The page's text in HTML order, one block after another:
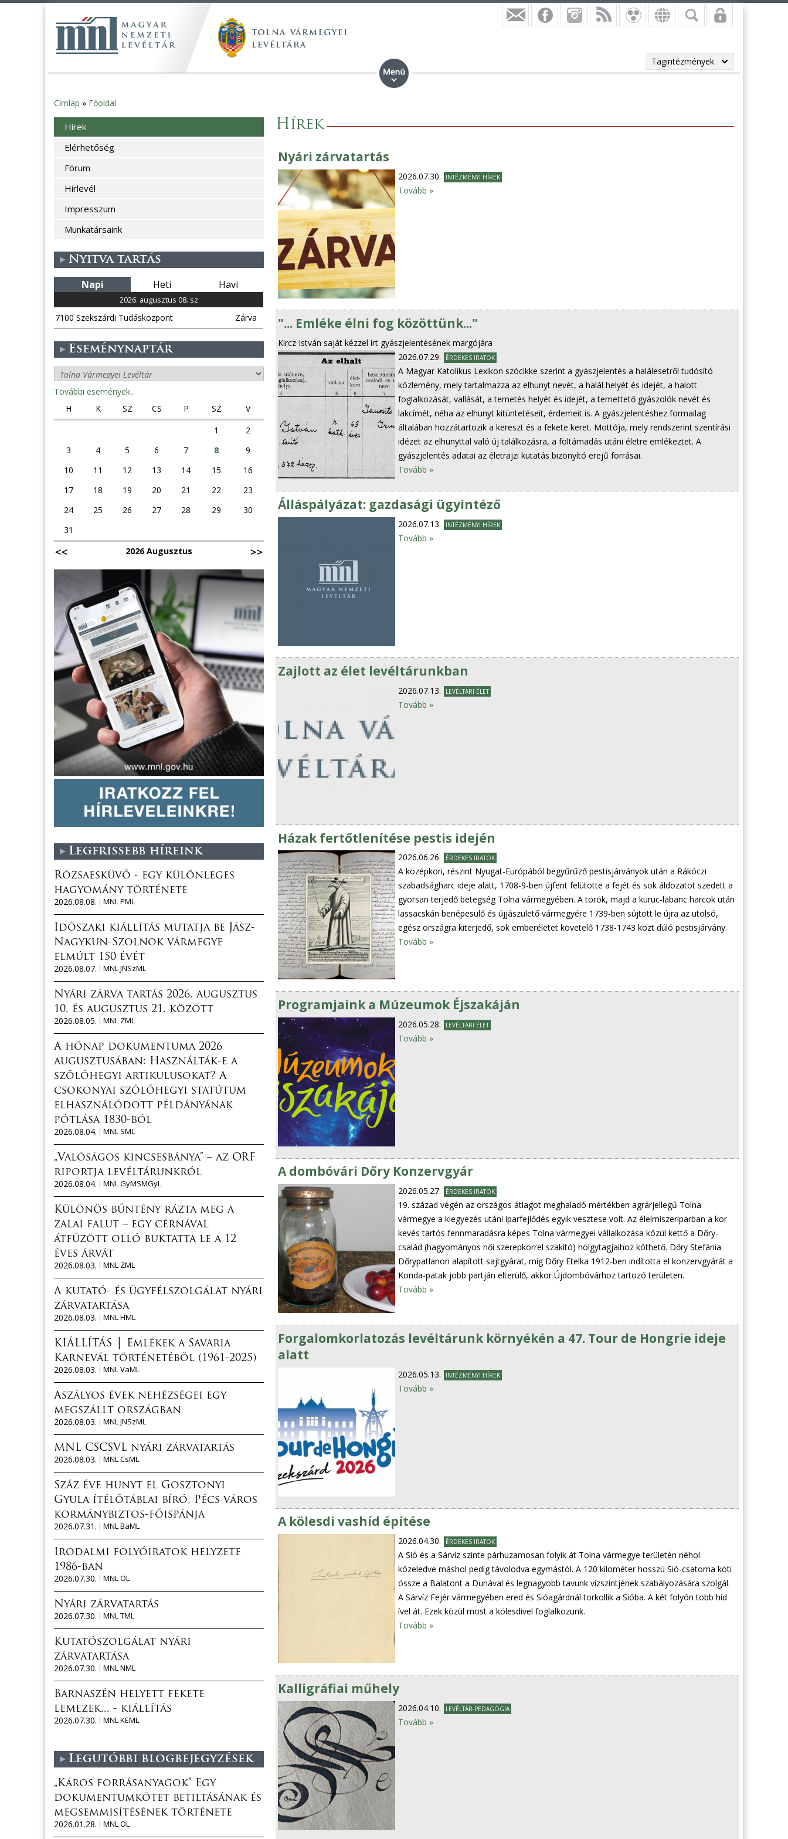
Tagintézmények
Jelenlegi
hely
Címlap » Főoldal
Hírek
Nyári zárvatartás
2026.07.30. INTÉZMÉNYI HÍREK
Tovább »
"... Emléke élni fog közöttünk..."
Kircz István saját kézzel írt gyászjelentésének margójára
2026.07.29.
ÉRDEKES IRATOK
A Magyar Katolikus Lexikon szócikke szerint a gyászjelentés a halálesetről tudósító
közlemény, mely tartalmazza az elhunyt nevét, a halál helyét és idejét, a halott
foglalkozását, vallását, a temetés helyét és idejét, a temettető gyászolók nevét és
lakcímét, néha az elhunyt kitüntetéseit, érdemeit is. A gyászjelentéshez formailag
általában hozzátartozik a kereszt és a fekete keret. Mottója, mely rendszerint szentírási
idézet az elhunyttal való új találkozásra, a föltámadás utáni életre emlékeztet. A
gyászjelentés adatai az életrajzi kutatás bizonyító erejű forrásai.
Tovább »
Álláspályázat: gazdasági ügyintéző
2026.07.13. INTÉZMÉNYI HÍREK
Tovább »
Zajlott az élet levéltárunkban
2026.07.13. LEVÉLTÁRI ÉLET
Tovább »
Házak fertőtlenítése pestis idején
2026.06.26. ÉRDEKES IRATOK
A középkori, részint Nyugat-Európából begyűrűző pestisjárványok után a Rákóczi
szabadságharc ideje alatt, 1708-9-ben újfent felütötte a fejét és sok áldozatot szedett a
gyorsan terjedő betegség Tolna vármegyében. A török, majd a kuruc-labanc harcok után
lassacskán benépesülő és újjászülető vármegyére 1739-ben sújtott le újra az utolsó,
egész országra kiterjedő, sok emberéletet követelő 1738-1743 közt dúló pestisjárvány.
Tovább »
Programjaink a Múzeumok Éjszakáján
2026.05.28. LEVÉLTÁRI ÉLET
Tovább »
A dombóvári Dőry Konzervgyár
2026.05.27. ÉRDEKES IRATOK
19. század végén az országos átlagot meghaladó mértékben agrárjellegű Tolna
vármegye a kiegyezés utáni iparfejlődés egyik vesztese volt. Az élelmiszeriparban a kor
kevés tartós fennmaradásra képes Tolna vármegyei vállalkozása közül kettő a Dőry-
család (hagyományos női szerepkörrel szakító) hölgytagjaihoz köthető. Dőry Stefánia
Dőrypatlanon alapított sajtgyárat, míg Dőry Etelka 1912-ben indította el konzervgyárát a
Konda-patak jobb partján elterülő, akkor Újdombóvárhoz tartozó területen.
Tovább »
Forgalomkorlatozás levéltárunk környékén a 47. Tour de Hongrie ideje
alatt
2026.05.13. INTÉZMÉNYI HÍREK
Tovább »
A kölesdi vashíd építése
2026.04.30. ÉRDEKES IRATOK
A Sió és a Sárvíz szinte párhuzamosan folyik át Tolna vármegye területén néhol
közeledve máshol pedig távolodva egymástól. A 120 kilométer hosszú Sió-csatorna köti
össze a Balatont a Dunával és legnagyobb tavunk vízszintjének szabályozására szolgál.
A Sárvíz Fejér vármegyében ered és Sióagárdnál torkollik a Sióba. A két folyón több híd
ível át. Ezek közül most a kölesdivel foglalkozunk.
Tovább »
Kalligráfiai műhely
2026.04.10. LEVÉLTÁR-PEDAGÓGIA
Tovább »
Hírek
Elérhetőség
Fórum
Hírlevél
Impresszum
Munkatársaink
Nyitva tartás
Napi Heti Havi
2026. augusztus 08. sz
7100 Szekszárdi Tudásközpont Zárva
Eseménynaptár
További események..
H
K SZ CS P SZ
V
1
2
3
4 5 6 7 8
9
10
11 12 13 14 15
16
17
18 19 20 21 22
23
24
25 26 27 28 29
30
31
2026 Augusztus
Legfrissebb híreink
Rózsaesküvő - egy különleges
hagyomány története
2026.08.08.
MNL PML
Időszaki kiállítás mutatja be Jász-
Nagykun-Szolnok vármegye
elmúlt 150 évét
2026.08.07.
MNL JNSzML
Nyári zárva tartás 2026. augusztus
10. és augusztus 21. között
2026.08.05.
MNL ZML
A hónap dokumentuma 2026
augusztusában: Használták-e a
szőlőhegyi artikulusokat? A
csokonyai szőlőhegyi statútum
elhasználódott példányának
pótlása 1830-ból
2026.08.04.
MNL SML
„Valóságos kincsesbánya” – az ORF
riportja levéltárunkról
2026.08.04.
MNL GyMSMGyL
Különös bűntény rázta meg a
zalai falut – egy cérnával
átfűzött olló buktatta le a 12
éves árvát
2026.08.03.
MNL ZML
A kutató- és ügyfélszolgálat nyári
zárvatartása
2026.08.03.
MNL HML
KIÁLLÍTÁS │ Emlékek a Savaria
Karnevál történetéből (1961-2025)
2026.08.03.
MNL VaML
Aszályos évek nehézségei egy
megszállt országban
2026.08.03.
MNL JNSzML
MNL CSCSVL nyári zárvatartás
2026.08.03.
MNL CsML
Száz éve hunyt el Gosztonyi
Gyula ítélőtáblai bíró, Pécs város
kormánybiztos-főispánja
2026.07.31.
MNL BaML
Irodalmi folyóiratok helyzete
1986-ban
2026.07.30.
MNL OL
Nyári zárvatartás
2026.07.30.
MNL TML
Kutatószolgálat nyári
zárvatartása
2026.07.30.
MNL NML
Barnaszén helyett fekete
lemezek... - kiállítás
2026.07.30.
MNL KEML
Legutóbbi blogbejegyzések
„Káros forrásanyagok” Egy
dokumentumkötet betiltásának és
megsemmisítésének története
2026.01.28.
MNL OL